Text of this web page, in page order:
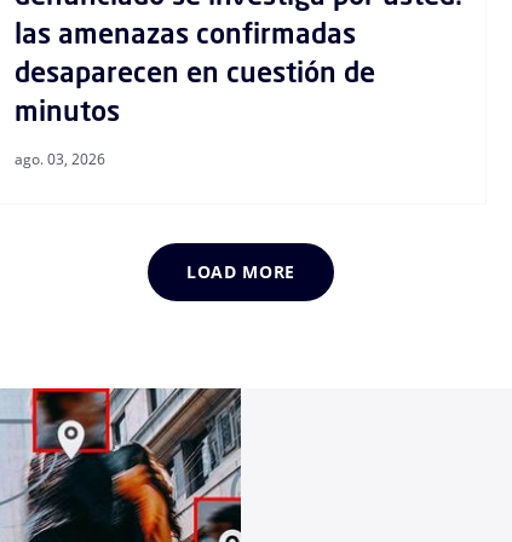
ago. 03, 2026
las amenazas confirmadas
desaparecen en cuestión de
minutos
LOAD MORE